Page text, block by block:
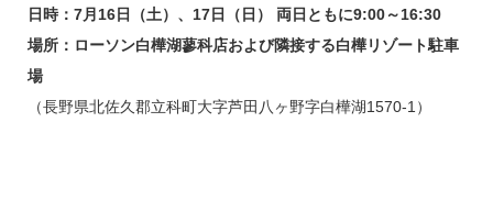
日時：7月16日（土）、17日（日） 両日ともに9:00～16:30
場所：ローソン白樺湖蓼科店および隣接する白樺リゾート駐車
場
（長野県北佐久郡立科町大字芦田八ヶ野字白樺湖1570-1）